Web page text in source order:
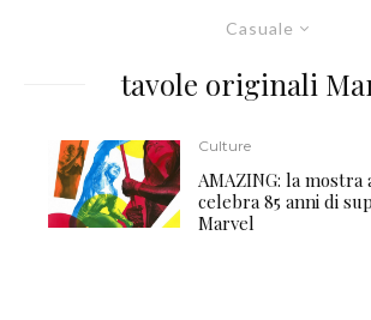
Casuale
tavole originali
Culture
AMAZING: la mostra
celebra 85 anni di
Marvel